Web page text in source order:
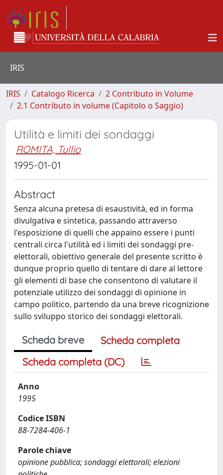
IRIS
IRIS Catalogo Ricerca
2 Contributo in Volume
2.1 Contributo in volume (Capitolo o Saggio)
Utilità e limiti dei sondaggi
ROMITA, Tullio
1995-01-01
Abstract
Senza alcuna pretesa di esaustività, ed in forma
divulgativa e sintetica, passando attraverso
l'esposizione di quelli che appaino essere i punti
centrali circa l'utilità ed i limiti dei sondaggi pre-
elettorali, obiettivo generale del presente scritto è
dunque proprio quello di tentare di dare al lettore
gli elementi di base che consentono di valutare il
potenziale utilizzo dei sondaggi di opinione in
campo politico, partendo da una breve ricognizione
sullo sviluppo storico dei sondaggi elettorali.
Scheda breve
Scheda completa
Scheda completa (DC)
Anno
1995
Codice ISBN
88-7284-406-1
Parole chiave
opinione pubblica; sondaggi elettorali; elezioni